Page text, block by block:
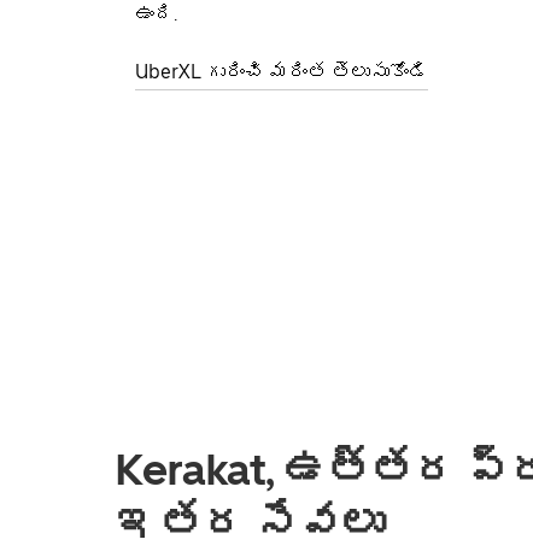
ఉంది.
UberXL గురించి మరింత తెలుసుకోండి
Kerakat, ఉత్తర
ఇతర సేవలు